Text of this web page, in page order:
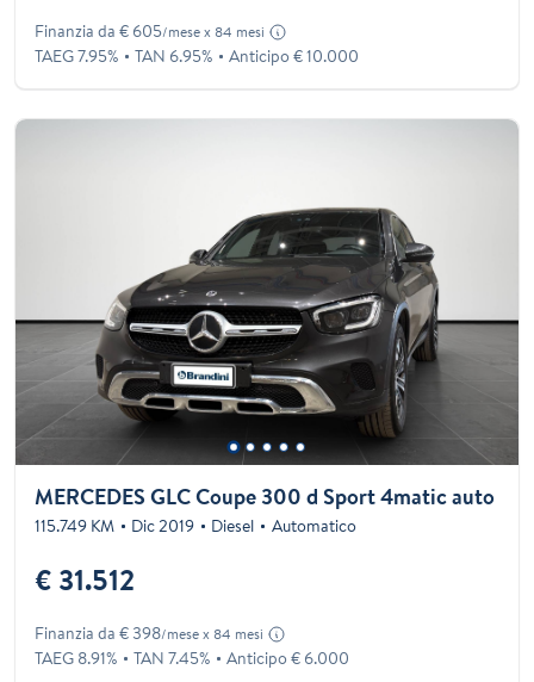
Finanzia da € 605/mese x 84 mesi
TAEG 7.95% TAN 6.95% Anticipo € 10.000
MERCEDES GLC Coupe 300 d Sport 4matic auto
115.749 KM Dic 2019 Diesel Automatico
€ 31.512
Finanzia da € 398/mese x 84 mesi
TAEG 8.91% TAN 7.45% Anticipo € 6.000